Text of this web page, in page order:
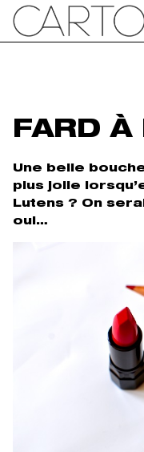
FARD À
Une belle
plus jolie
Lutens ? On
oui…